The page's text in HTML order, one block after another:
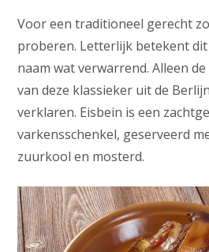
Voor een traditioneel gerecht
proberen. Letterlijk betekent dit
naam wat verwarrend. Alleen
van deze klassieker uit de
verklaren. Eisbein is een
varkensschenkel, geserveerd
zuurkool en mosterd.